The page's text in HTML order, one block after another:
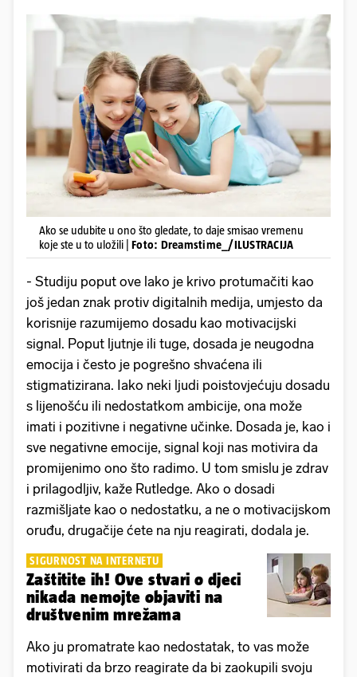
Ako se udubite u ono što gledate, to daje smisao vremenu
koje ste u to uložili | Foto: Dreamstime_/ILUSTRACIJA
- Studiju poput ove lako je krivo protumačiti kao
još jedan znak protiv digitalnih medija, umjesto da
korisnije razumijemo dosadu kao motivacijski
signal. Poput ljutnje ili tuge, dosada je neugodna
emocija i često je pogrešno shvaćena ili
stigmatizirana. Iako neki ljudi poistovjećuju dosadu
s lijenošću ili nedostatkom ambicije, ona može
imati i pozitivne i negativne učinke. Dosada je, kao i
sve negativne emocije, signal koji nas motivira da
promijenimo ono što radimo. U tom smislu je zdrav
i prilagodljiv, kaže Rutledge. Ako o dosadi
razmišljate kao o nedostatku, a ne o motivacijskom
oruđu, drugačije ćete na nju reagirati, dodala je.
SIGURNOST NA INTERNETU
Zaštitite ih! Ove stvari o djeci
nikada nemojte objaviti na
društvenim mrežama
Ako ju promatrate kao nedostatak, to vas može
motivirati da brzo reagirate da bi zaokupili svoju